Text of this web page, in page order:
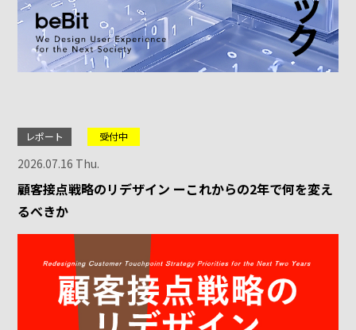
レポート 受付中
2026.07.16 Thu.
顧客接点戦略のリデザイン ーこれからの2年で何を変え
るべきか